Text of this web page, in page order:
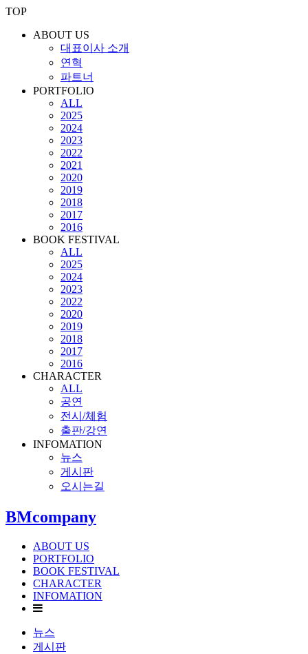
TOP
ABOUT US
대표이사 소개
연혁
파트너
PORTFOLIO
ALL
2025
2024
2023
2022
2021
2020
2019
2018
2017
2016
BOOK FESTIVAL
ALL
2025
2024
2023
2022
2020
2019
2018
2017
2016
CHARACTER
ALL
공연
전시/체험
출판/강연
INFOMATION
뉴스
게시판
오시는길
BMcompany
ABOUT US
PORTFOLIO
BOOK FESTIVAL
CHARACTER
INFOMATION
뉴스
게시판